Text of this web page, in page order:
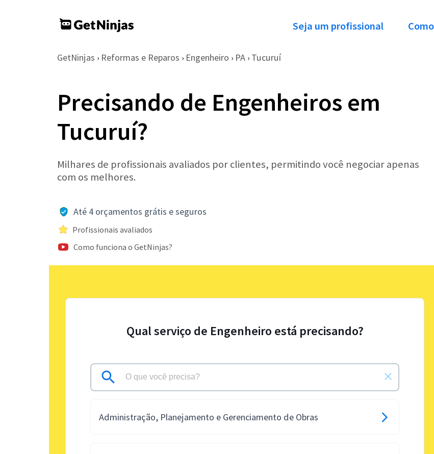
Seja um profissional
GetNinjas › Reformas e Reparos › Engenheiro › PA › Tucuruí
Precisando de Engenheiros em
Tucuruí?
Milhares de profissionais avaliados por clientes, permitindo você negociar apenas
com os melhores.
Até 4 orçamentos grátis e seguros
Profissionais avaliados
Como funciona o GetNinjas?
Qual serviço de Engenheiro está precisando?
Administração, Planejamento e Gerenciamento de Obras